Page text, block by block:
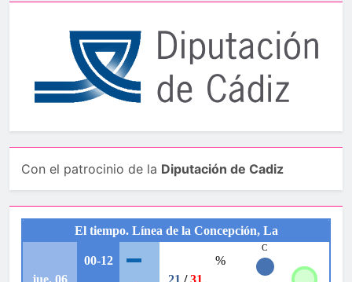
Con el patrocinio de la Diputación de Cadiz